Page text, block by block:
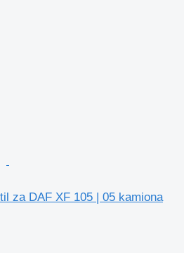
za DAF XF 105 | 05 kamiona